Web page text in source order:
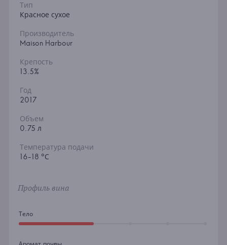
Тип
Красное сухое
Производитель
Maison Harbour
Крепость
13.5%
Год
2017
Объем
0.75 л
Температура подачи
16-18 °С
Профиль вина
Тело